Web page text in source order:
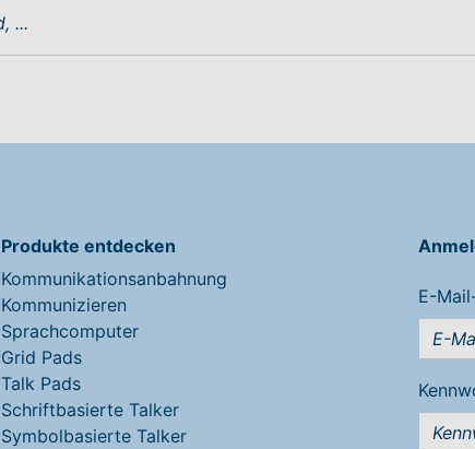
Produkte entdecken
Kommunikationsanbahnung
Kommunizieren
Sprachcomputer
Grid Pads
Talk Pads
Schriftbasierte Talker
Symbolbasierte Talker
E-